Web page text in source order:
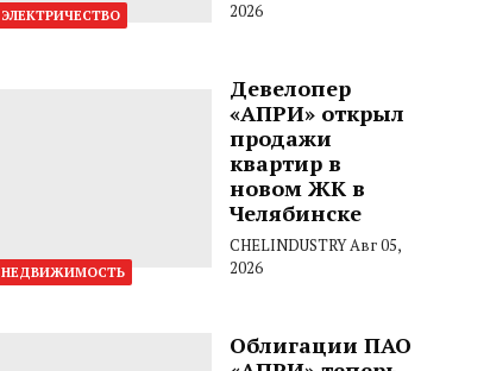
ЭЛЕКТРИЧЕСТВО
2026
НЕДВИЖИМОСТЬ
Девелопер
«АПРИ» открыл
продажи
квартир в
новом ЖК в
Челябинске
CHELINDUSTRYАвг 05,
2026
Облигации ПАО